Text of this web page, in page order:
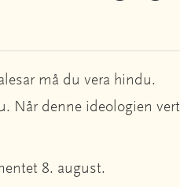
må du vera hindu.
Når denne ideologien vert
8. august.